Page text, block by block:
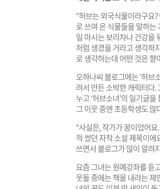
“허브는 외국식물이라구요
로 쓰여 온 식물들을 말하
일 마시는 보리차나 건강을
처럼 생겼을 거라고 생각하
로 생각하는데 어떤 것은 향
오하나씨 블로그에는 ‘허브
려서 만든 소박한 캐릭터다
누고 ‘허브소녀’의 일기글
그 이웃 중엔 초등학생도 많
“사실은, 작가가 꿈이었어
적 썼던 자작 소설 제목이
쓰면서 블로그가 많이 알려
요즘 그녀는 원예강좌를 듣
웃들 중에는 책을 내라는